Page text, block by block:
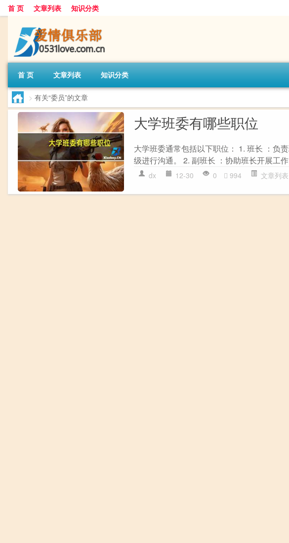
首 页 文章列表 知识分类
首 页 文章列表 知识分类
> 有关“委员”的文章
大学班委有哪些职位
大学班委通常包括以下职位： 1. 班长 ：负
级进行沟通。 2. 副班长 ：协助班长开展工
dx 12-30 0 994 文章列表